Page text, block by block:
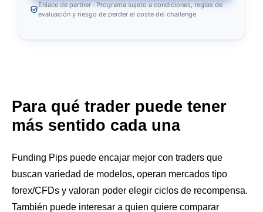
Enlace de partner · Programa sujeto a condiciones, reglas de
evaluación y riesgo de perder el coste del challenge
Para qué trader puede tener
más sentido cada una
Funding Pips puede encajar mejor con traders que
buscan variedad de modelos, operan mercados tipo
forex/CFDs y valoran poder elegir ciclos de recompensa.
También puede interesar a quien quiere comparar